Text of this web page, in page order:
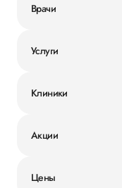
Врачи
Услуги
Клиники
Акции
Цены